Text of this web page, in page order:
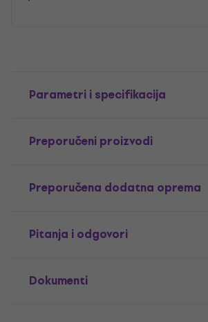
Parametri i specifikacija
Preporučeni proizvodi
Preporučena dodatna oprema
Pitanja i odgovori
Dokumenti